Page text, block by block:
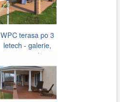
WPC terasa po 3
letech - galerie,
inspirace |…